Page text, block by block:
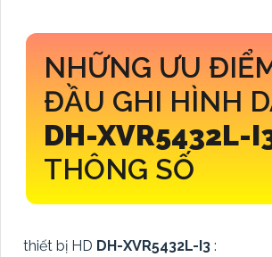
NHỮNG ƯU
ĐẦU GHI HÌNH
DH-XVR5432L-
THÔNG SỐ
thiết bị HD DH-XVR5432L-I3 :